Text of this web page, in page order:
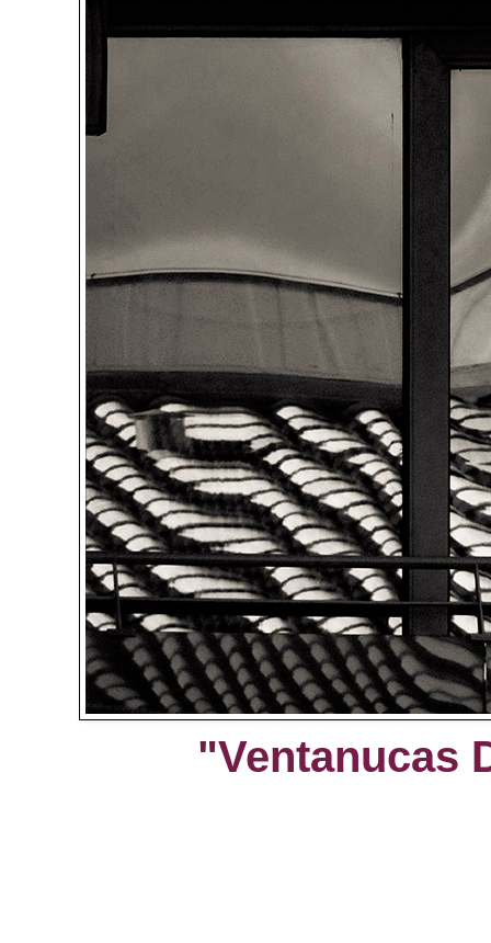
"Ventanucas